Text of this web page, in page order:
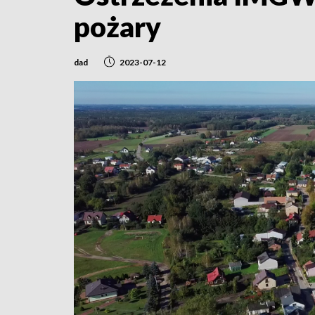
pożary
dad 2023-07-12